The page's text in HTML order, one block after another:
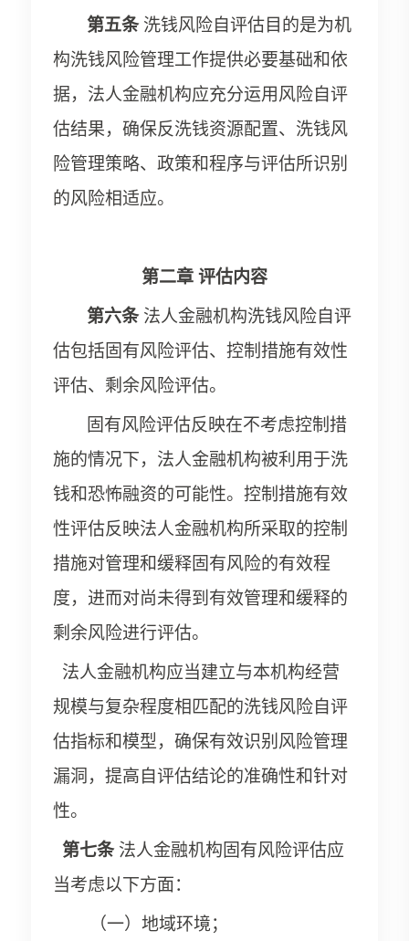
第五条 洗钱风险自评估目的是为机
构洗钱风险管理工作提供必要基础和依
据，法人金融机构应充分运用风险自评
估结果，确保反洗钱资源配置、洗钱风
险管理策略、政策和程序与评估所识别
的风险相适应。
第二章 评估内容
第六条 法人金融机构洗钱风险自评
估包括固有风险评估、控制措施有效性
评估、剩余风险评估。
固有风险评估反映在不考虑控制措
施的情况下，法人金融机构被利用于洗
钱和恐怖融资的可能性。控制措施有效
性评估反映法人金融机构所采取的控制
措施对管理和缓释固有风险的有效程
度，进而对尚未得到有效管理和缓释的
剩余风险进行评估。
法人金融机构应当建立与本机构经营
规模与复杂程度相匹配的洗钱风险自评
估指标和模型，确保有效识别风险管理
漏洞，提高自评估结论的准确性和针对
性。
第七条 法人金融机构固有风险评估应
当考虑以下方面：
（一）地域环境；